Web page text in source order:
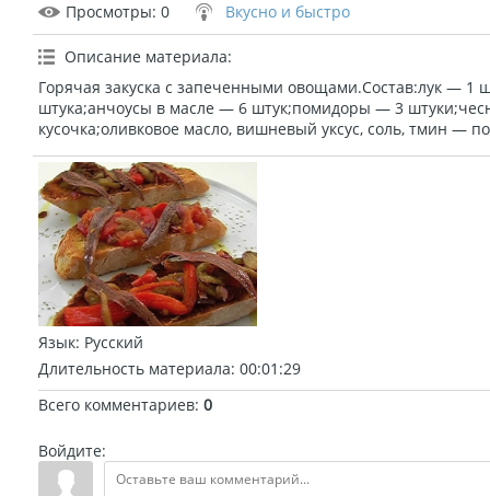
Просмотры: 0 Вкусно и быстро
Описание материала:
Горячая закуска с запеченными овощами.Состав:лук —
штука;анчоусы в масле — 6 штук;помидоры — 3
кусочка;оливковое масло, вишневый уксус, соль, тмин — по
Язык: Русский
Длительность материала: 00:01:29
Всего комментариев: 0
Войдите: